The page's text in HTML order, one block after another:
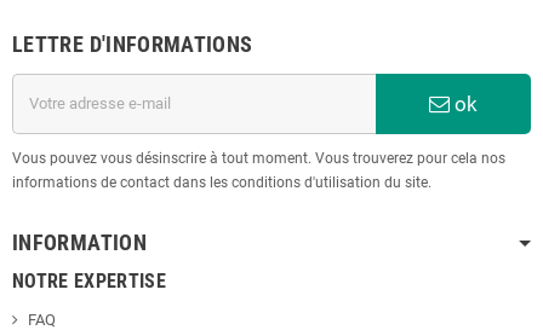
LETTRE D'INFORMATIONS
ok
Vous pouvez vous désinscrire à tout moment. Vous trouverez pour cela nos
informations de contact dans les conditions d'utilisation du site.
INFORMATION
NOTRE EXPERTISE
FAQ